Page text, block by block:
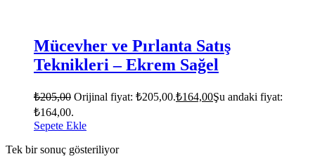
Mücevher ve Pırlanta Satış
Teknikleri – Ekrem Sağel
₺205,00 Orijinal fiyat: ₺205,00.₺164,00Şu andaki fiyat:
₺164,00.
Sepete Ekle
Tek bir sonuç gösteriliyor